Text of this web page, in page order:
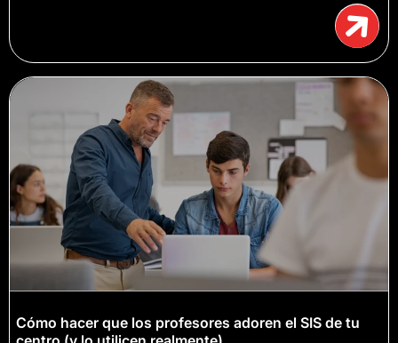
Cómo hacer que los profesores adoren el SIS de tu